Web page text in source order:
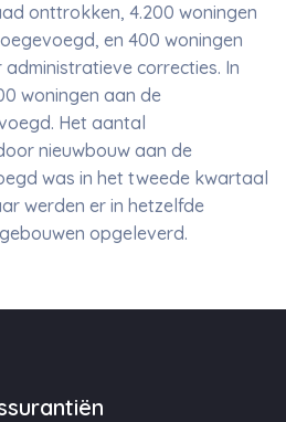
onttrokken, 4.200 woningen
en 400 woningen
correcties. In
woningen aan de
Het aantal
nieuwbouw aan de
was in het tweede kwartaal
werden er in hetzelfde
opgeleverd.